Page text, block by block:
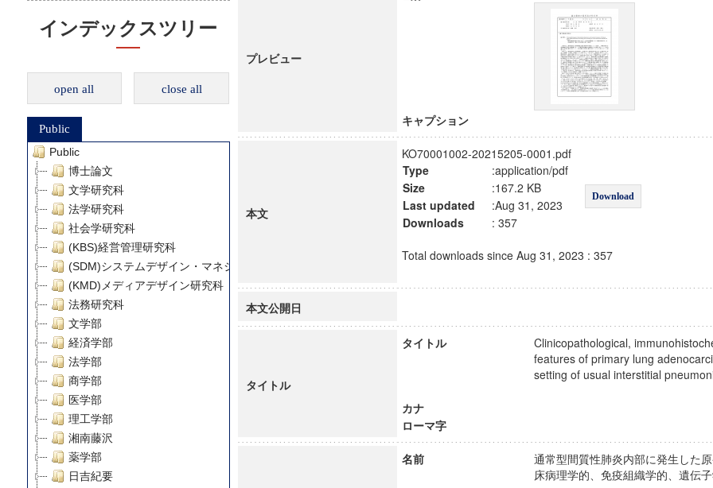
インデックスツリー
open all close all
Public
Public
博士論文
文学研究科
法学研究科
社会学研究科
(KBS)経営管理研究科
(SDM)システムデザイン・マネジメント研究科
(KMD)メディアデザイン研究科
法務研究科
文学部
経済学部
法学部
商学部
医学部
理工学部
湘南藤沢
薬学部
日吉紀要
プレビュー
キャプション
本文
KO70001002-20215205-0001.pdf
Type
:application/pdf
Download
Size
:167.2 KB
Last updated
:Aug 31, 2023
Downloads
: 357
Total downloads since Aug 31, 2023 : 357
本文公開日
タイトル
タイトル
Clinicopathological,
features of primary lung
setting of usual interstitial
カナ
ローマ字
名前
通常型間質性肺炎内部に発生した
床病理学的、免疫組織学的、遺伝